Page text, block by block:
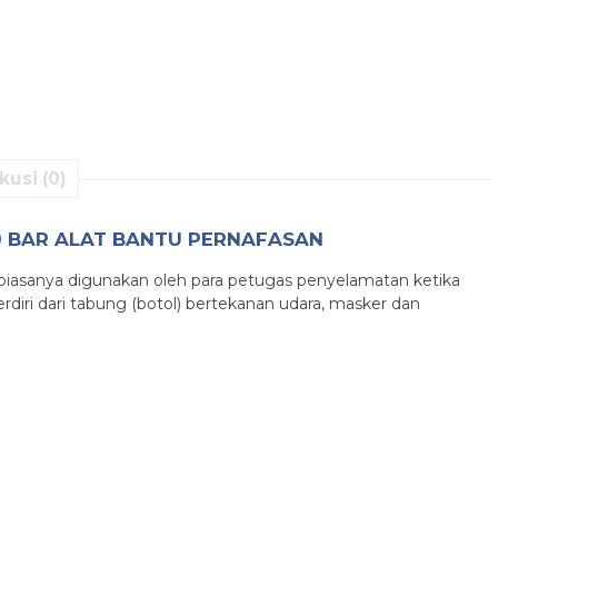
(0)
BAR ALAT BANTU PERNAFASAN
digunakan oleh para petugas penyelamatan ketika
dari tabung (botol) bertekanan udara, masker dan